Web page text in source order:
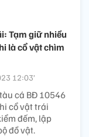
Tạm giữ nhiều
là cổ vật chìm
12:03’
cá BĐ 10546
cổ vật trái
đếm, lập
đồ vật.